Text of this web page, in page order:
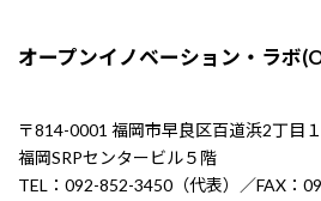
オープンイノベーション・ラボ
〒814-0001 福岡市早良区百道浜2丁目
福岡SRPセンタービル５階
TEL：092-852-3450（代表）／FAX：